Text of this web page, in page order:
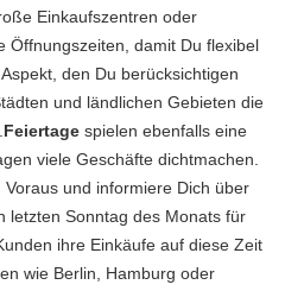
Einkaufszentren oder
Öffnungszeiten, damit Du flexibel
den Du berücksichtigen
und ländlichen Gebieten die
Feiertage spielen ebenfalls eine
viele Geschäfte dichtmachen.
und informiere Dich über
letzten Sonntag des Monats für
ihre Einkäufe auf diese Zeit
wie Berlin, Hamburg oder